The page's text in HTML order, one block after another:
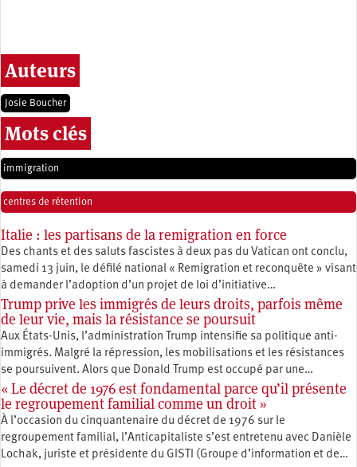
Auteurs
Josie Boucher
Mots clés
immigration
centres de rétention
Italie : les partisans de la remigration en force
Des chants et des saluts fascistes à deux pas du Vatican ont conclu,
samedi 13 juin, le défilé national « Remigration et reconquête » visant
à demander l’adoption d’un projet de loi d’initiative…
Trump prive les immigrés de leurs droits, parfois même
de leur vie, mais la résistance se poursuit
Aux États-Unis, l’administration Trump intensifie sa politique anti-
immigrés. Malgré la répression, les mobilisations et les résistances
se poursuivent. Alors que Donald Trump est occupé par une…
« Le décret de 1976 est fondamental parce qu’il présente
le regroupement familial comme un droit »
À l’occasion du cinquantenaire du décret de 1976 sur le
regroupement familial, l’Anticapitaliste s’est entretenu avec Danièle
Lochak, juriste et présidente du GISTI (Groupe d’information et de…